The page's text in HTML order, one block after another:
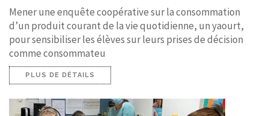
Mener une enquête coopérative sur la consommation
d’un produit courant de la vie quotidienne, un yaourt,
pour sensibiliser les élèves sur leurs prises de décision
comme consommateu
PLUS DE DÉTAILS